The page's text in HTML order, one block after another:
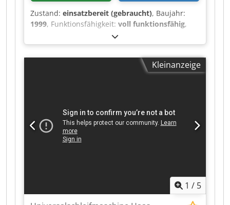
Zustand: einsatzbereit (gebraucht), Baujahr:
1999, Funktionsfähigkeit: voll funktionsfähig,
Schleifschneckenabmessungen: Min/Max.
Aussendurchmesser 280/350 mm Breite 84/104
mm Max. Teilung mit Einschränkungen MOD 8.0
(DP 3,2) Gangzahl: mit Einschränkungen bis 3
Credoyfnlkopfx Afkjf Zubehör: Einige
Diamantscheiben Fässler Abrichtgerät
Schleifsteine Turbo separator
Kleinanzeige
1 / 5